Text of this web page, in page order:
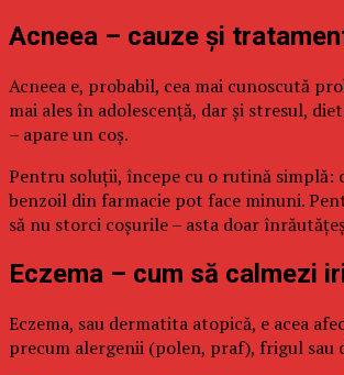
Acneea – cauze și
Acneea e, probabil, cea mai cunoscută
mai ales în adolescență, dar și stresul,
– apare un coș.
Pentru soluții, începe cu o rutină simplă:
benzoil din farmacie pot face minuni.
să nu storci coșurile – asta doar
Eczema – cum să calmezi
Eczema, sau dermatita atopică, e acea
precum alergenii (polen, praf), frigul sau